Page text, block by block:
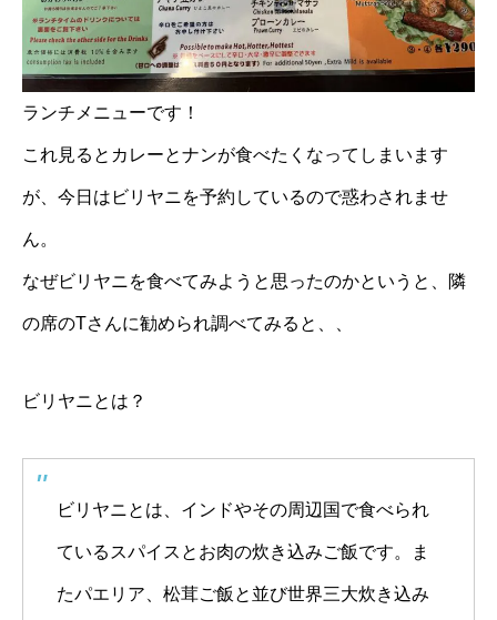
ランチメニューです！
これ見るとカレーとナンが食べたくなってしまいます
が、今日はビリヤニを予約しているので惑わされませ
ん。
なぜビリヤニを食べてみようと思ったのかというと、隣
の席のTさんに勧められ調べてみると、、
ビリヤニとは？
ビリヤニとは、インドやその周辺国で食べられ
ているスパイスとお肉の炊き込みご飯です。ま
たパエリア、松茸ご飯と並び世界三大炊き込み